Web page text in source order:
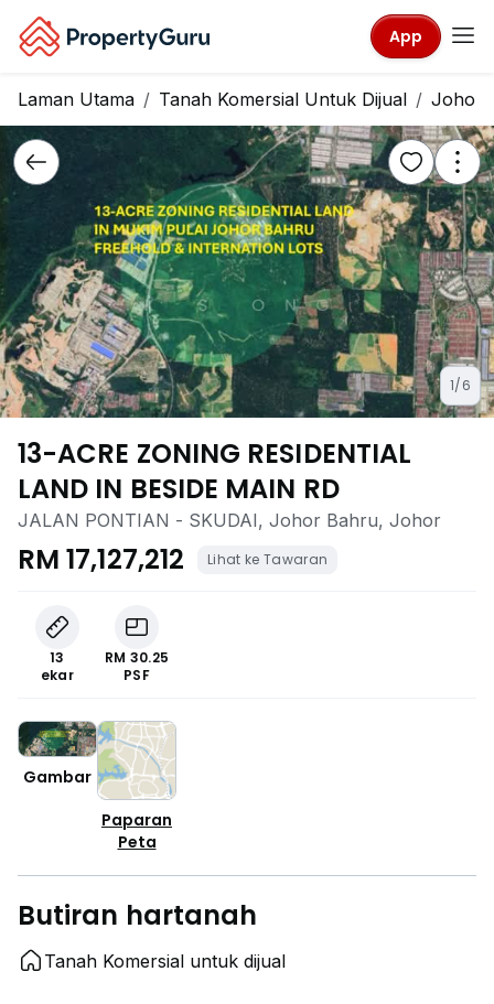
App
Laman Utama Tanah Komersial Untuk Dijual Johor
1/6
13-ACRE ZONING RESIDENTIAL
LAND IN BESIDE MAIN RD
JALAN PONTIAN - SKUDAI, Johor Bahru, Johor
RM 17,127,212 Lihat ke Tawaran
13
ekar
RM 30.25
PSF
Gambar
Paparan
Peta
Butiran hartanah
Tanah Komersial untuk dijual